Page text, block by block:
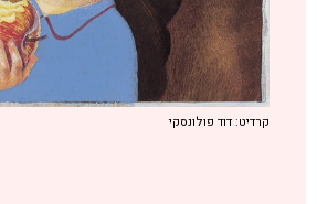
קרדיט: דוד פולונסקי